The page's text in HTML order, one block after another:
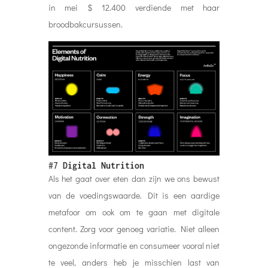
in mei $ 12.400 verdiende met haar
broodbakcursussen.
#7 Digital Nutrition
Als het gaat over eten dan zijn we ons bewust
van de voedingswaarde. Dit is een aardige
metafoor om ook om te gaan met digitale
content. Zorg voor genoeg variatie. Niet alleen
ongezonde informatie en consumeer vooral niet
te veel, anders heb je misschien last van